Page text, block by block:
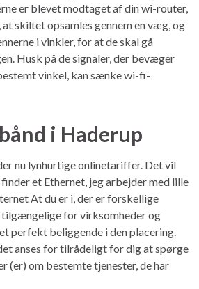
er blevet modtaget af din wi-router,
skiltet opsamles gennem en væg, og
i vinkler, for at de skal gå
Husk på de signaler, der bevæger
vinkel, kan sænke wi-fi-
i Haderup
nu lynhurtige onlinetariffer. Det vil
et Ethernet, jeg arbejder med lille
At du er i, der er forskellige
for virksomheder og
perfekt beliggende i den placering.
anses for tilrådeligt for dig at spørge
(er) om bestemte tjenester, de har